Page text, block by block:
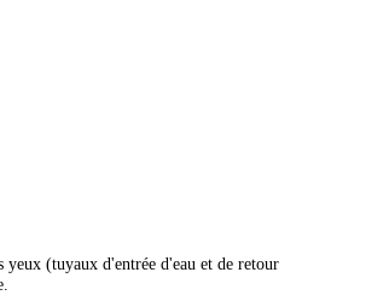
yeux (tuyaux d'entrée d'eau et de retour